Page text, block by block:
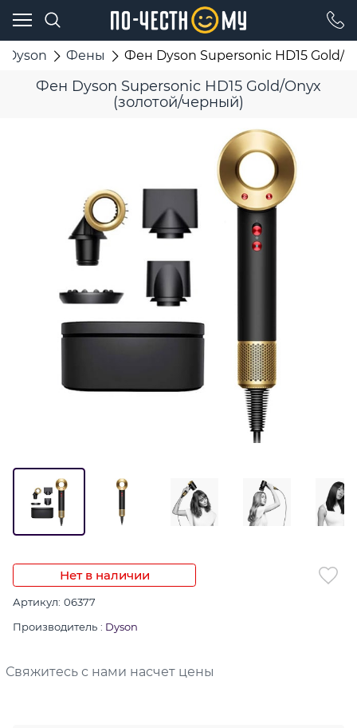
Dyson Фены Фен Dyson Supersonic HD15 Gold/
Фен Dyson Supersonic HD15 Gold/Onyx
(золотой/черный)
Нет в наличии
Артикул: 06377
Производитель : Dyson
Свяжитесь с нами насчет цены